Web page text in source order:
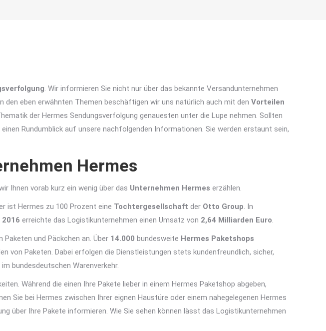
. Wir informieren Sie nicht nur über das bekannte Versandunternehmen
den eben erwähnten Themen beschäftigen wir uns natürlich auch mit den Vorteilen
der Hermes Sendungsverfolgung genauesten unter die Lupe nehmen. Sollten
Rundumblick auf unsere nachfolgenden Informationen. Sie werden erstaunt sein,
Hermes
Ihnen vorab kurz ein wenig über das Unternehmen Hermes erzählen.
ist Hermes zu 100 Prozent eine Tochtergesellschaft der Otto Group. In
2016 erreichte das Logistikunternehmen einen Umsatz von 2,64 Milliarden Euro.
und Päckchen an. Über 14.000 bundesweite Hermes Paketshops
von Paketen. Dabei erfolgen die Dienstleistungen stets kundenfreundlich, sicher,
bundesdeutschen Warenverkehr.
Während die einen Ihre Pakete lieber in einem Hermes Paketshop abgeben,
Sie bei Hermes zwischen Ihrer eignen Haustüre oder einem nahegelegenen Hermes
über Ihre Pakete informieren. Wie Sie sehen können lässt das Logistikunternehmen